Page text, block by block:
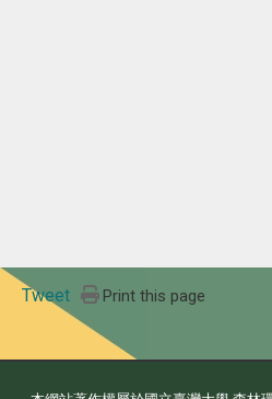
Tweet Print this page